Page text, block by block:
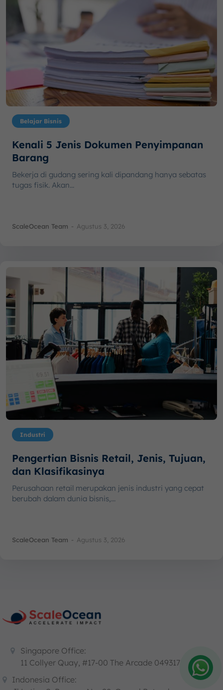
Belajar Bisnis
Kenali 5 Jenis Dokumen Penyimpanan
Barang
Bekerja di gudang sering kali dipandang hanya sebatas
tugas fisik. Akan...
ScaleOcean Team - Agustus 3, 2026
Industri
Pengertian Bisnis Retail, Jenis, Tujuan,
dan Klasifikasinya
Perusahaan retail merupakan jenis industri yang cepat
berubah dalam dunia bisnis,...
ScaleOcean Team - Agustus 3, 2026
Singapore Office:
11 Collyer Quay, #17-00 The Arcade 049317
Indonesia Office: